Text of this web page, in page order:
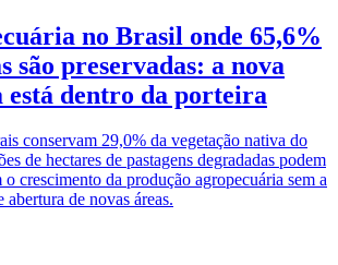
no Brasil onde 65,6%
são preservadas: a nova
dentro da porteira
conservam 29,0% da vegetação nativa do
de hectares de pastagens degradadas podem
crescimento da produção agropecuária sem a
abertura de novas áreas.